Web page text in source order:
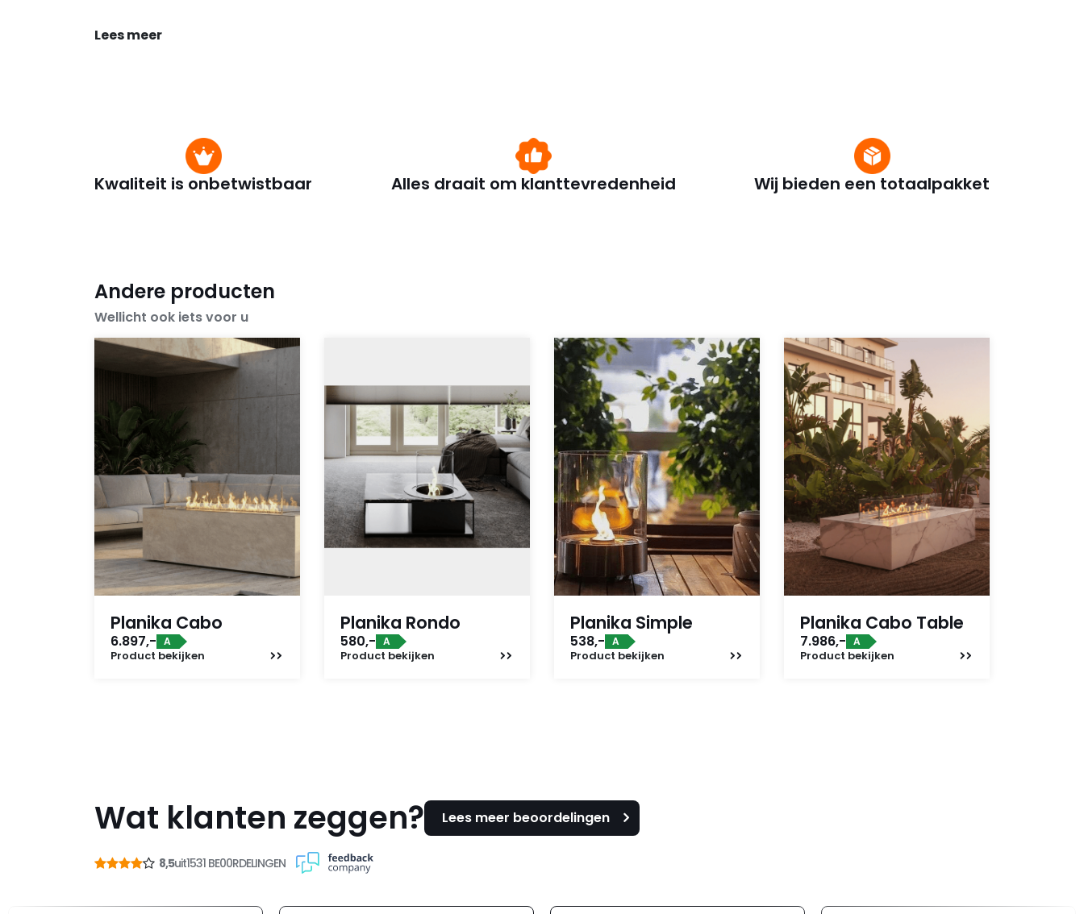
Lees meer
Kwaliteit is onbetwistbaar Alles draait om klanttevredenheid Wij bieden een totaalpakket
Andere producten
Wellicht ook iets voor u
Planika Cabo
6.897,- A
Product bekijken
Planika Rondo
580,- A
Product bekijken
Planika Simple
538,- A
Product bekijken
Planika Cabo Table
7.986,- A
Product bekijken
Wat klanten zeggen? Lees meer beoordelingen
8,5uit1531 BE00RDELINGEN